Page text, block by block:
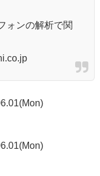
ォンの解析で関